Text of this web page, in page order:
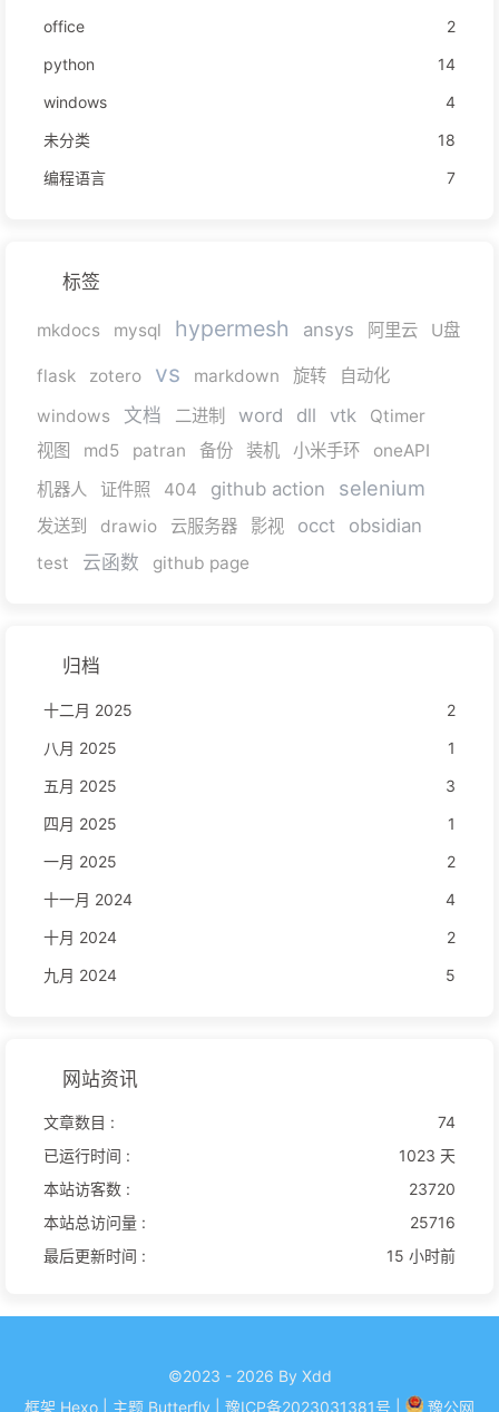
office
2
python
14
windows
4
未分类
18
编程语言
7
标签
mkdocs mysql hypermesh ansys 阿里云 U盘
flask zotero vs markdown 旋转
自动化
windows
文档 二进制 word dll vtk
Qtimer
视图
md5 patran 备份 装机 小米手环
oneAPI
机器人
证件照 404 github action selenium
发送到 drawio 云服务器 影视 occt obsidian
test 云函数 github page
归档
十二月 2025
2
八月 2025
1
五月 2025
3
四月 2025
1
一月 2025
2
十一月 2024
4
十月 2024
2
九月 2024
5
网站资讯
文章数目 :
74
已运行时间 :
1023 天
本站访客数 :
23720
本站总访问量 :
25716
最后更新时间 :
15 小时前
©2023 - 2026 By Xdd
框架 Hexo 主题 Butterfly | 豫ICP备2023031381号 豫公网